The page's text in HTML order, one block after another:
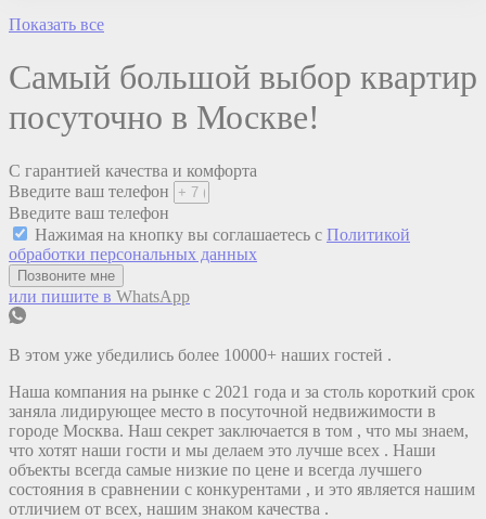
Показать все
Самый большой выбор квартир
посуточно в Москве!
С гарантией качества и комфорта
Введите ваш телефон
Введите ваш телефон
Нажимая на кнопку вы соглашаетесь с Политикой
обработки персональных данных
Позвоните мне
или пишите в WhatsApp
В этом уже убедились более 10000+ наших гостей .
Наша компания на рынке с 2021 года и за столь короткий срок
заняла лидирующее место в посуточной недвижимости в
городе Москва. Наш секрет заключается в том , что мы знаем,
что хотят наши гости и мы делаем это лучше всех . Наши
объекты всегда самые низкие по цене и всегда лучшего
состояния в сравнении с конкурентами , и это является нашим
отличием от всех, нашим знаком качества .